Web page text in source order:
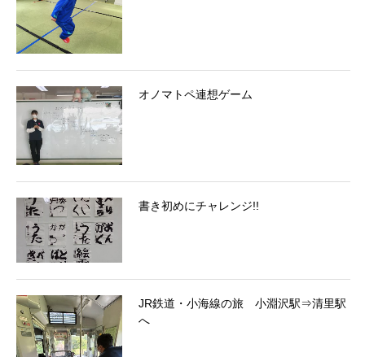
オノマトペ連想ゲーム
書き初めにチャレンジ!!
JR鉄道・小海線の旅 小淵沢駅⇒清里駅
へ